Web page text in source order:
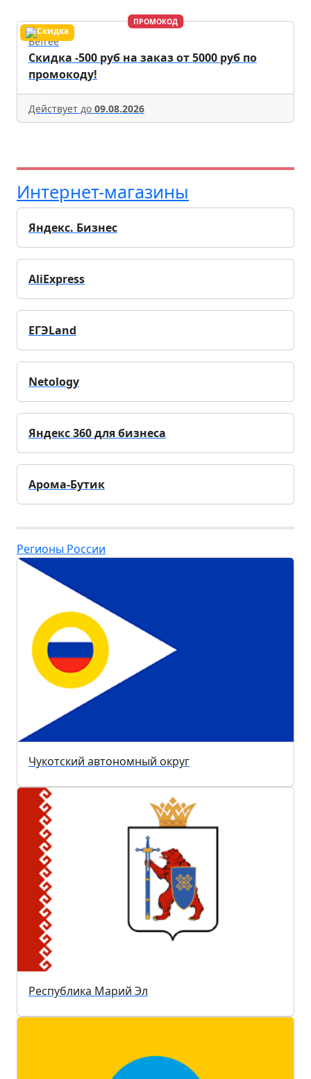
ПРОМОКОД
Befree
Скидка -500 руб на заказ от 5000 руб по
промокоду!
Действует до 09.08.2026
Интернет-магазины
Яндекс. Бизнес
AliExpress
ЕГЭLand
Netology
Яндекс 360 для бизнеса
Арома-Бутик
Регионы России
Чукотский автономный округ
Республика Марий Эл